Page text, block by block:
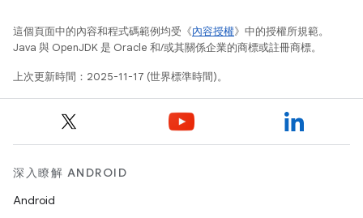
這個頁面中的內容和程式碼範例均受《內容授權》中的授權所規範。
Java 與 OpenJDK 是 Oracle 和/或其關係企業的商標或註冊商標。
上次更新時間：2025-11-17 (世界標準時間)。
深入瞭解 ANDROID
Android